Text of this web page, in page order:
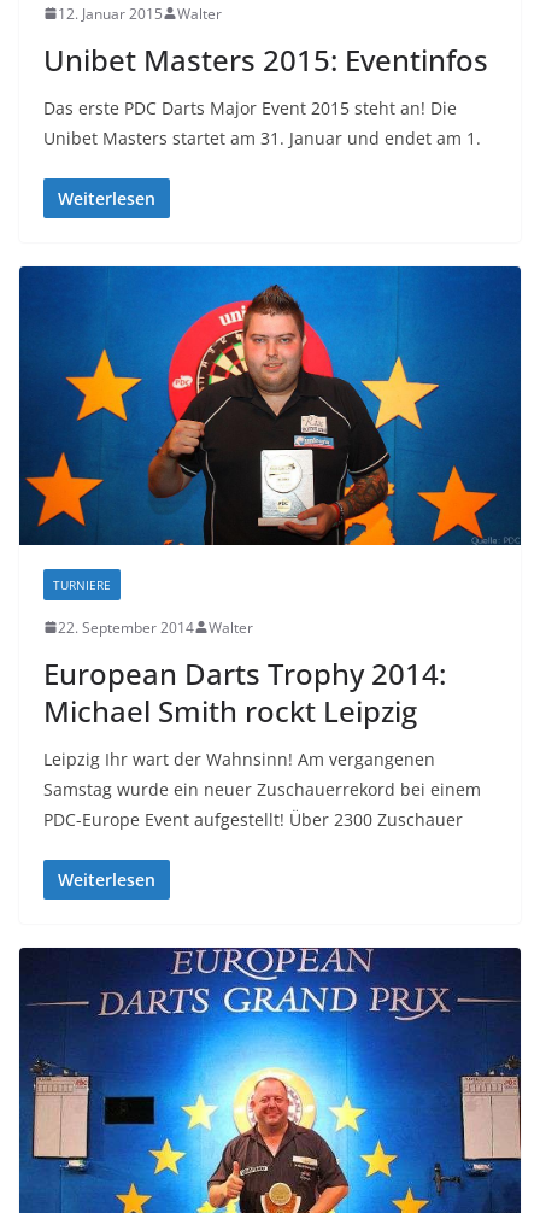
12. Januar 2015 Walter
Unibet Masters 2015: Eventinfos
Das erste PDC Darts Major Event 2015 steht an! Die
Unibet Masters startet am 31. Januar und endet am 1.
Weiterlesen
TURNIERE
22. September 2014 Walter
European Darts Trophy 2014:
Michael Smith rockt Leipzig
Leipzig Ihr wart der Wahnsinn! Am vergangenen
Samstag wurde ein neuer Zuschauerrekord bei einem
PDC-Europe Event aufgestellt! Über 2300 Zuschauer
Weiterlesen